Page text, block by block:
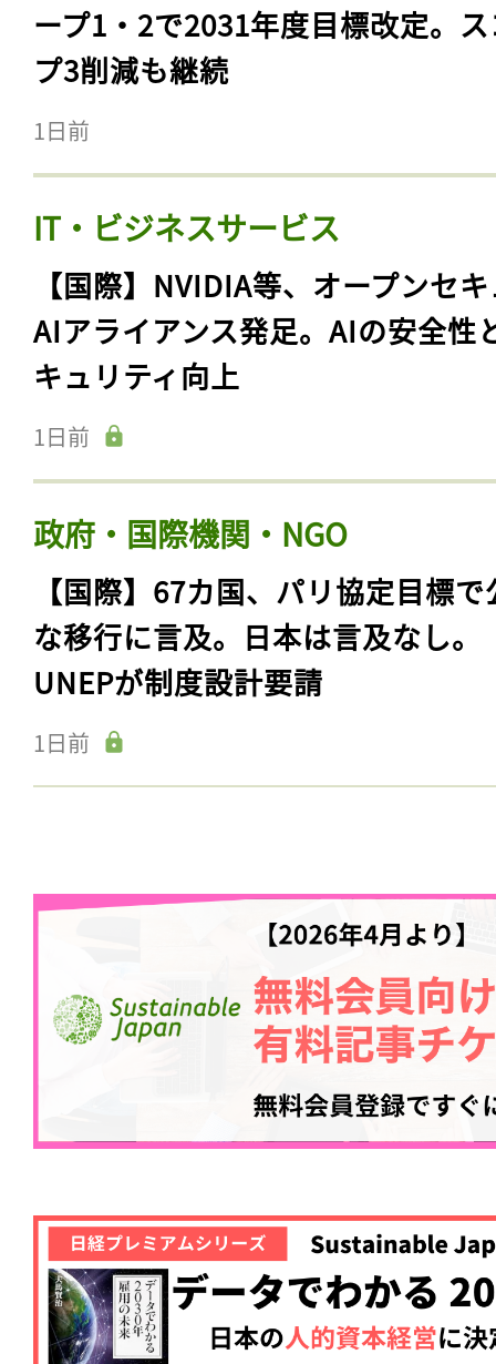
ープ1・2で2031年度目標改定。
プ3削減も継続
1日前
IT・ビジネスサービス
【国際】NVIDIA等、オープンセ
AIアライアンス発足。AIの安全性
キュリティ向上
1日前
政府・国際機関・NGO
【国際】67カ国、パリ協定目標で
な移行に言及。日本は言及なし。
UNEPが制度設計要請
1日前